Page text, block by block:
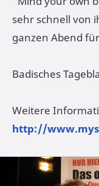
sehr schnell von
ganzen Abend
Badisches
Weitere
http://